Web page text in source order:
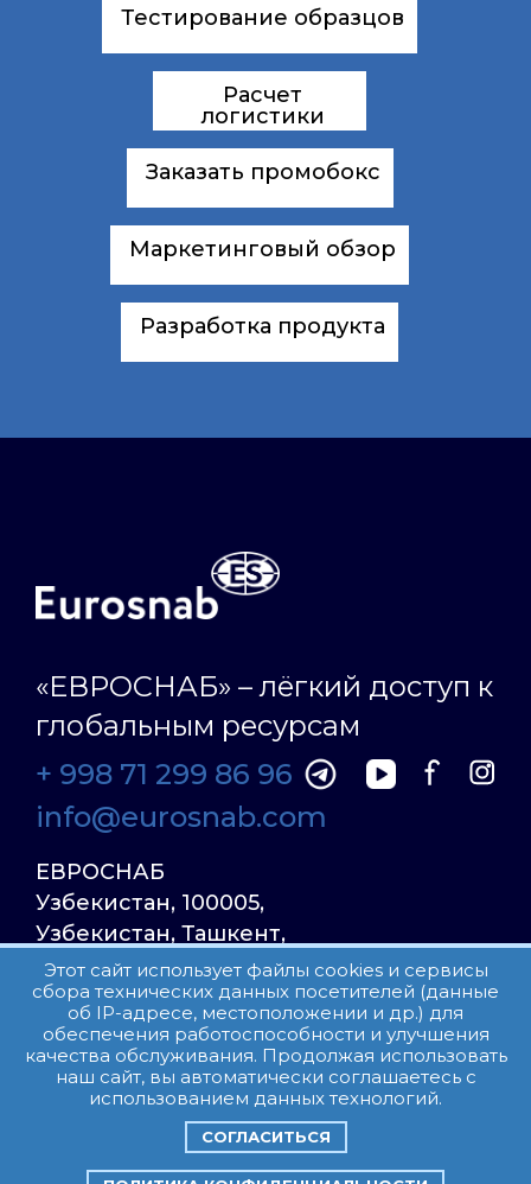
Тестирование образцов
Расчет
логистики
Заказать промобокс
Маркетинговый обзор
Разработка продукта
«ЕВРОСНАБ» – лёгкий доступ к
глобальным ресурсам
+ 998 71 299 86 96
info@eurosnab.com
ЕВРОСНАБ
Узбекистан, 100005,
Узбекистан, Ташкент,
Улица Фаргона Йули
23, дом 31
Все права защищены.
Пользовательское соглашение
Этот сайт использует файлы cookies и сервисы
сбора технических данных посетителей (данные
об IP-адресе, местоположении и др.) для
обеспечения работоспособности и улучшения
качества обслуживания. Продолжая использовать
наш сайт, вы автоматически соглашаетесь с
использованием данных технологий.
СОГЛАСИТЬСЯ